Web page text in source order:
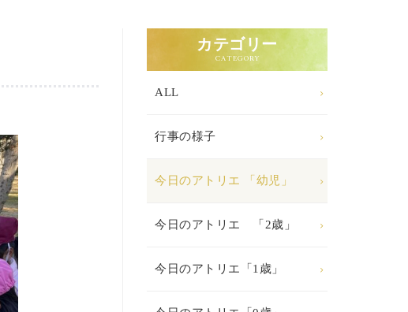
カテゴリー
CATEGORY
ALL
行事の様子
今日のアトリエ 「幼児」
今日のアトリエ 「2歳」
今日のアトリエ「1歳」